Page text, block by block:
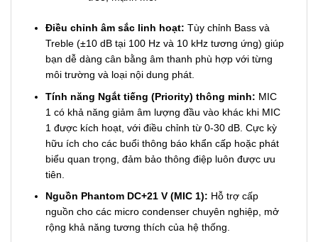
Điều chỉnh âm sắc linh hoạt: Tùy chỉnh Bass và
Treble (±10 dB tại 100 Hz và 10 kHz tương ứng) giúp
bạn dễ dàng cân bằng âm thanh phù hợp với từng
môi trường và loại nội dung phát.
Tính năng Ngắt tiếng (Priority) thông minh: MIC
1 có khả năng giảm âm lượng đầu vào khác khi MIC
1 được kích hoạt, với điều chỉnh từ 0-30 dB. Cực kỳ
hữu ích cho các buổi thông báo khẩn cấp hoặc phát
biểu quan trọng, đảm bảo thông điệp luôn được ưu
tiên.
Nguồn Phantom DC+21 V (MIC 1): Hỗ trợ cấp
nguồn cho các micro condenser chuyên nghiệp, mở
rộng khả năng tương thích của hệ thống.